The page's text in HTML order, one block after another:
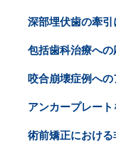
深部埋伏歯の牽引
包括歯科治療への
咬合崩壊症例へ
アンカープレー
術前矯正におけ